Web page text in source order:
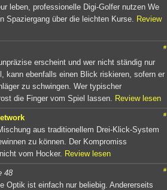
leben, professionelle Digi-Golfer nutzen We
Spaziergang über die leichten Kurse.
Review
#
erscheint und wer nicht ständig nur
kann ebenfalls einen Blick riskieren, sofern er
zu schwingen. Wer typischer
die Finger vom Spiel lassen.
Review lesen
#
aus traditionellem Drei-Klick-System
zu können. Der Kompromiss
vom Hocker. Review lesen
#
48
Optik ist einfach nur beliebig. Andererseits